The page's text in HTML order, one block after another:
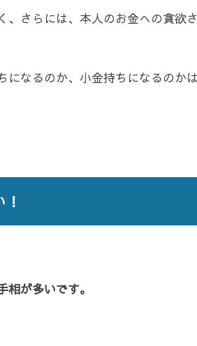
、さらには、本人のお金への貪欲
なるのか、小金持ちになるのかは
が多いです。